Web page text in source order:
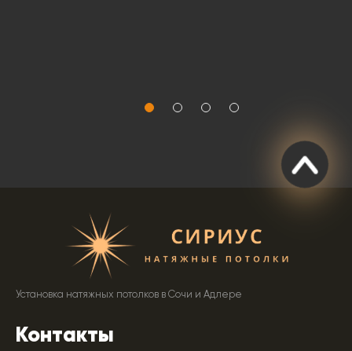
Установка натяжных потолков в Сочи и Адлере
Контакты